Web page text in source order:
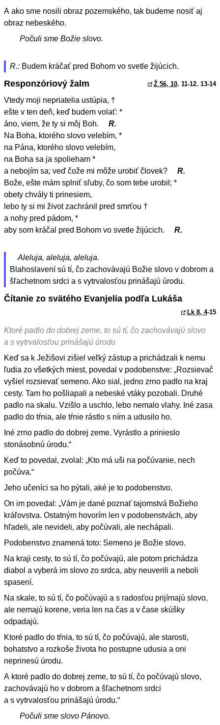
A ako sme nosili obraz pozemského, tak budeme nosiť aj
obraz nebeského.
Počuli sme Božie slovo.
R.: Budem kráčať pred Bohom vo svetle žijúcich.
Responzóriový žalm Ž 56, 10. 11-12. 13-14
Vtedy moji nepriatelia ustúpia, †
ešte v ten deň, keď budem volať: *
áno, viem, že ty si môj Boh.
R.
Na Boha, ktorého slovo velebím, *
na Pána, ktorého slovo velebím,
na Boha sa ja spolieham *
a nebojím sa; veď čože mi môže urobiť človek?
R.
Bože, ešte mám splniť sľuby, čo som tebe urobil; *
obety chvály ti prinesiem,
lebo ty si mi život zachránil pred smrťou †
a nohy pred pádom, *
aby som kráčal pred Bohom vo svetle žijúcich.
R.
Aleluja, aleluja, aleluja.
Blahoslavení sú tí, čo zachovávajú Božie slovo v dobrom a
šľachetnom srdci a s vytrvalosťou prinášajú úrodu.
Čítanie zo svätého Evanjelia podľa Lukáša
Lk 8, 4-15
Ktoré padlo do dobrej zeme, to sú tí, čo zachovávajú slovo
a s vytrvalosťou prinášajú úrodu
Keď sa k Ježišovi zišiel veľký zástup a prichádzali k nemu
ľudia zo všetkých miest, povedal v podobenstve: „Rozsievač
vyšiel rozsievať semeno. Ako sial, jedno zrno padlo na kraj
cesty. Tam ho pošliapali a nebeské vtáky pozobali. Druhé
padlo na skalu. Vzišlo a uschlo, lebo nemalo vlahy. Iné zasa
padlo do tŕnia, ale tŕnie rástlo s ním a udusilo ho.
Iné zrno padlo do dobrej zeme. Vyrástlo a prinieslo
stonásobnú úrodu.“
Keď to povedal, zvolal: „Kto má uši na počúvanie, nech
počúva.“
Jeho učeníci sa ho pýtali, aké je to podobenstvo.
On im povedal: „Vám je dané poznať tajomstvá Božieho
kráľovstva. Ostatným hovorím len v podobenstvách, aby
hľadeli, ale nevideli, aby počúvali, ale nechápali.
Podobenstvo znamená toto: Semeno je Božie slovo.
Na kraji cesty, to sú tí, čo počúvajú, ale potom prichádza
diabol a vyberá im slovo zo srdca, aby neuverili a neboli
spasení.
Na skale, to sú tí, čo počúvajú a s radosťou prijímajú slovo,
ale nemajú korene, veria len na čas a v čase skúšky
odpadajú.
Ktoré padlo do tŕnia, to sú tí, čo počúvajú, ale starosti,
bohatstvo a rozkoše života ho postupne udusia a oni
neprinesú úrodu.
A ktoré padlo do dobrej zeme, to sú tí, čo počúvajú slovo,
zachovávajú ho v dobrom a šľachetnom srdci
a s vytrvalosťou prinášajú úrodu.“
Počuli sme slovo Pánovo.